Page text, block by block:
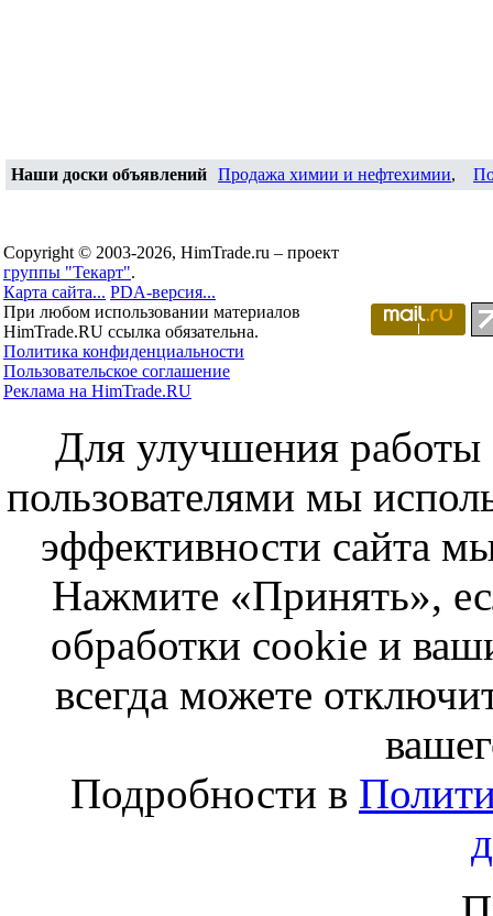
Наши доски объявлений Продажа химии и нефтехимии,
Copyright © 2003-2026, HimTrade.ru – проект
группы "Текарт".
Карта сайта... PDA-версия...
При любом использовании материалов
HimTrade.RU ссылка обязательна.
Политика конфиденциальности
Пользовательское соглашение
Реклама на HimTrade.RU
Для улучшения работы
пользователями мы
эффективности сайта
Нажмите «Принять»,
обработки cookie и
всегда можете
Подробности в